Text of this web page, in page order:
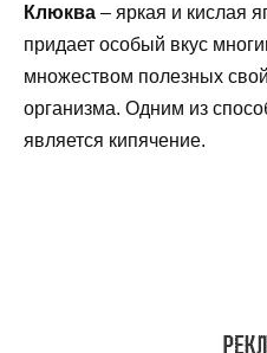
Клюква – яркая и кислая
придает особый вкус
множеством полезных
организма. Одним из
является кипячение.